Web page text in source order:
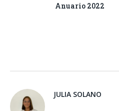
Anuario 2022
JULIA SOLANO